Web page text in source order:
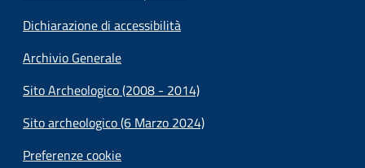
Dichiarazione di accessibilità
Archivio Generale
Sito Archeologico (2008 - 2014)
Sito archeologico (6 Marzo 2024)
Preferenze cookie